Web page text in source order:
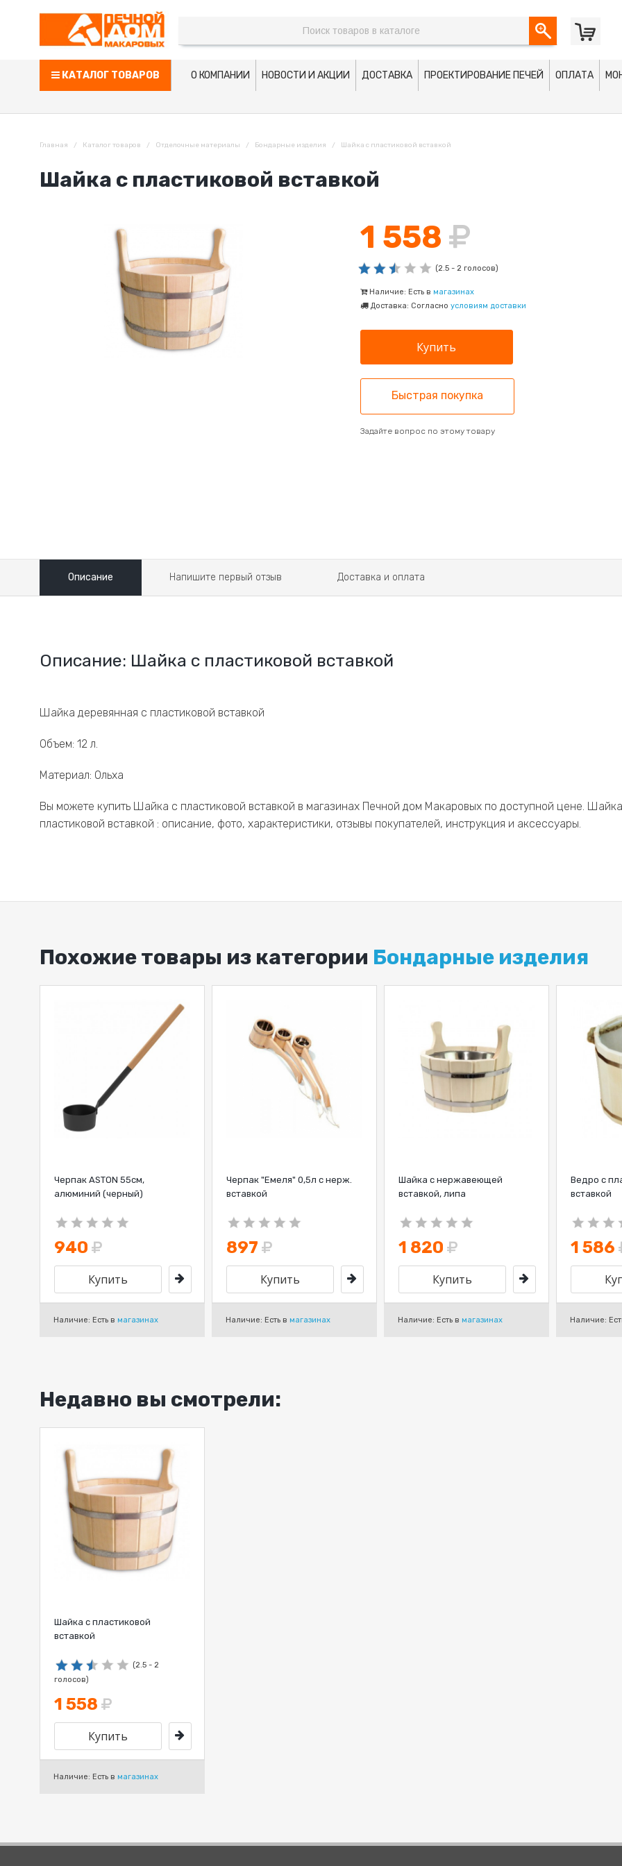
КАТАЛОГ ТОВАРОВ О КОМПАНИИ НОВОСТИ И АКЦИИ ДОСТАВКА ПРОЕКТИРОВАНИЕ ПЕЧЕЙ ОПЛАТА
Главная Каталог товаров Отделочные материалы Бондарные изделия Шайка с пластиковой вставкой
Шайка с пластиковой вставкой
1 558
(2.5 - 2 голосов)
Наличие: Есть в магазинах
Доставка: Согласно условиям доставки
Быстрая покупка
Задайте вопрос по этому товару
Описание Напишите первый отзыв Доставка и оплата
Описание: Шайка с пластиковой вставкой
Шайка деревянная с пластиковой вставкой
Объем: 12 л.
Материал: Ольха
Вы можете купить Шайка с пластиковой вставкой в магазинах Печной дом Макаровых по доступной цене.
пластиковой вставкой : описание, фото, характеристики, отзывы покупателей, инструкция и аксессуары.
Похожие товары из категории Бондарные изделия
Черпак ASTON 55см,
алюминий (черный)
940
Наличие: Есть в магазинах
Черпак "Емеля" 0,5л с нерж.
вставкой
897
Наличие: Есть в магазинах
Шайка с нержавеющей
вставкой, липа
1 820
Наличие: Есть в магазинах
Ведро с
вставкой
1 586
Наличие:
Недавно вы смотрели:
Шайка с пластиковой
вставкой
(2.5 - 2
голосов)
1 558
Наличие: Есть в магазинах